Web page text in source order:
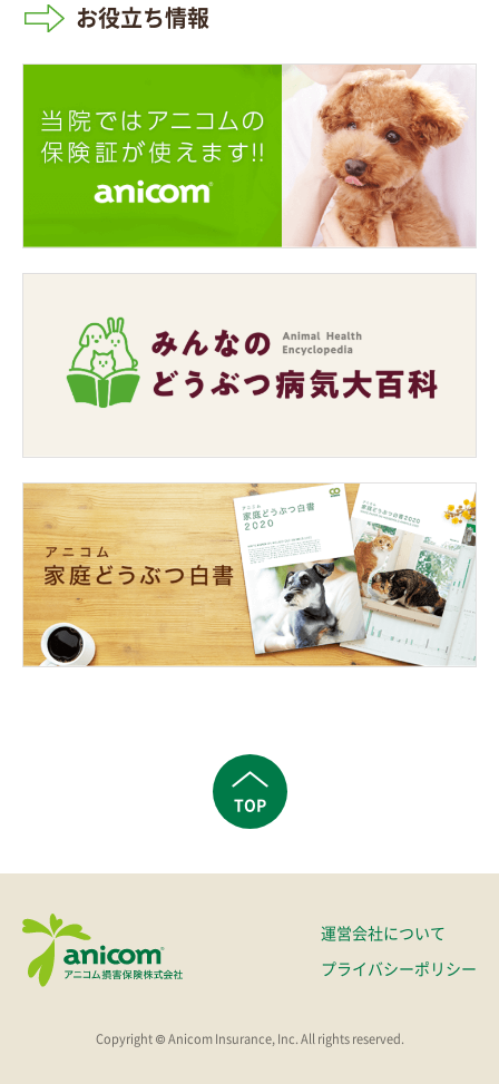
お役立ち情報
TOP
運営会社について
プライバシーポリシー
Copyright © Anicom Insurance, Inc. All rights reserved.